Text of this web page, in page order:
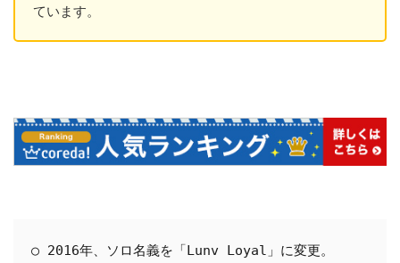
ています。
○ 2016年、ソロ名義を「Lunv Loyal」に変更。